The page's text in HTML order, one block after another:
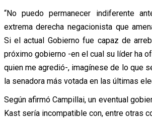
“No puedo permanecer indiferente
extrema derecha negacionista que
Si el actual Gobierno fue capaz de
próximo gobierno -en el cual su líder ha
quien me agredió-, imagínese de lo que
la senadora más votada en las últimas
Según afirmó Campillai, un eventual
Kast sería incompatible con, entre otras